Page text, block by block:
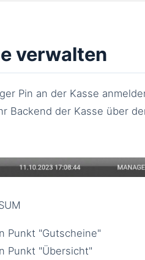
verwalten
Pin an der Kasse
Backend der Kasse über
Punkt "Gutscheine"
Punkt "Übersicht"